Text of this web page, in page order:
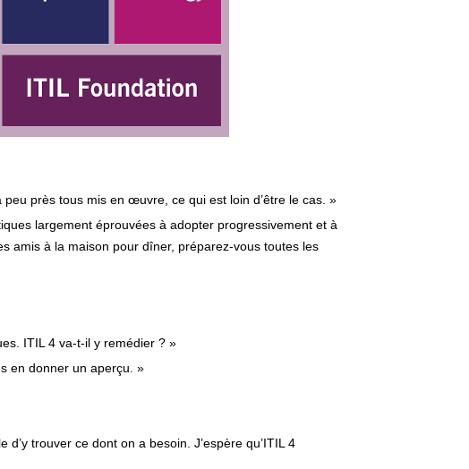
peu près tous mis en œuvre, ce qui est loin d’être le cas. »
largement éprouvées à adopter progressivement et à
amis à la maison pour dîner, préparez-vous toutes les
ITIL 4 va-t-il y remédier ? »
en donner un aperçu. »
trouver ce dont on a besoin. J’espère qu’ITIL 4